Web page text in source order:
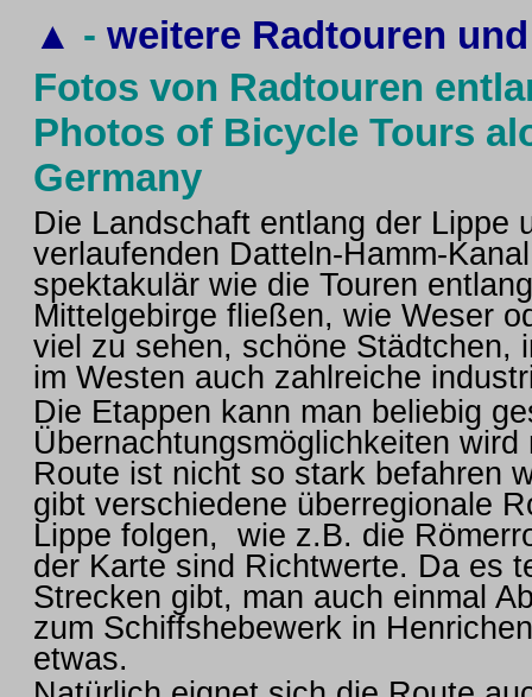
▲ - weitere Radtouren
Fotos von Radtouren
Photos of Bicycle Tours
Germany
Die Landschaft entlang der Lippe
verlaufenden Datteln-Hamm-
spektakulär wie die Touren
Mittelgebirge fließen, wie Weser
viel zu sehen, schöne Städtchen,
im Westen auch zahlreiche
Die Etappen kann man beliebig
Übernachtungsmöglichkeiten
Route ist nicht so stark befahren
gibt verschiedene überregionale
Lippe folgen, wie z.B. die
der Karte sind Richtwerte. Da es
Strecken gibt, man auch einmal
zum Schiffshebewerk in
etwas.